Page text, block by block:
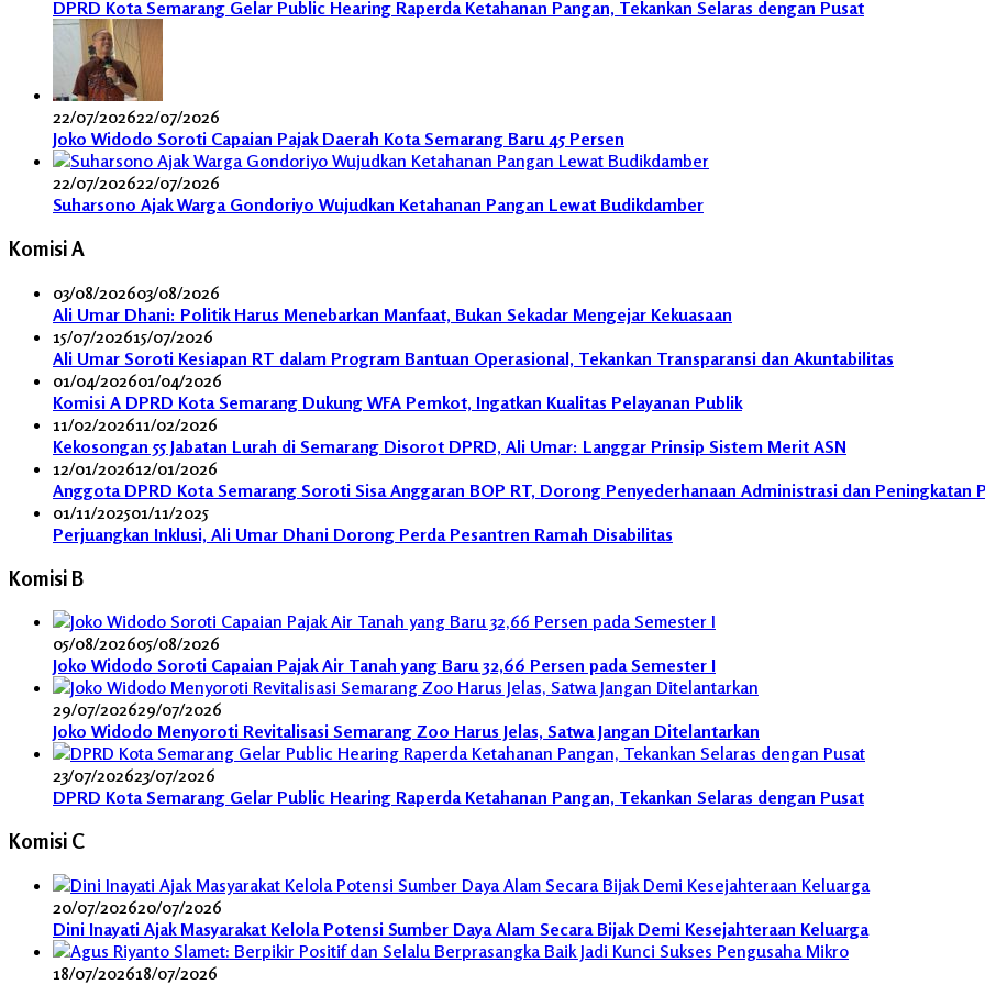
DPRD Kota Semarang Gelar Public Hearing Raperda Ketahanan Pangan, Tekankan Selaras dengan Pusat
22/07/202622/07/2026
Joko Widodo Soroti Capaian Pajak Daerah Kota Semarang Baru 45 Persen
22/07/202622/07/2026
Suharsono Ajak Warga Gondoriyo Wujudkan Ketahanan Pangan Lewat Budikdamber
Komisi A
03/08/202603/08/2026
Ali Umar Dhani: Politik Harus Menebarkan Manfaat, Bukan Sekadar Mengejar Kekuasaan
15/07/202615/07/2026
Ali Umar Soroti Kesiapan RT dalam Program Bantuan Operasional, Tekankan Transparansi dan Akuntabilitas
01/04/202601/04/2026
Komisi A DPRD Kota Semarang Dukung WFA Pemkot, Ingatkan Kualitas Pelayanan Publik
11/02/202611/02/2026
Kekosongan 55 Jabatan Lurah di Semarang Disorot DPRD, Ali Umar: Langgar Prinsip Sistem Merit ASN
12/01/202612/01/2026
Anggota DPRD Kota Semarang Soroti Sisa Anggaran BOP RT, Dorong Penyederhanaan Administrasi dan Peningkatan
01/11/202501/11/2025
Perjuangkan Inklusi, Ali Umar Dhani Dorong Perda Pesantren Ramah Disabilitas
Komisi B
05/08/202605/08/2026
Joko Widodo Soroti Capaian Pajak Air Tanah yang Baru 32,66 Persen pada Semester I
29/07/202629/07/2026
Joko Widodo Menyoroti Revitalisasi Semarang Zoo Harus Jelas, Satwa Jangan Ditelantarkan
23/07/202623/07/2026
DPRD Kota Semarang Gelar Public Hearing Raperda Ketahanan Pangan, Tekankan Selaras dengan Pusat
Komisi C
20/07/202620/07/2026
Dini Inayati Ajak Masyarakat Kelola Potensi Sumber Daya Alam Secara Bijak Demi Kesejahteraan Keluarga
18/07/202618/07/2026